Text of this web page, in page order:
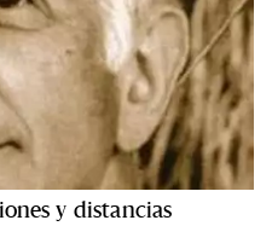
y distancias